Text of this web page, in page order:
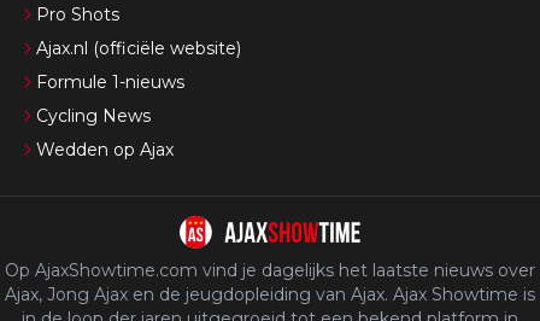
Pro Shots
Ajax.nl (officiële website)
Formule 1-nieuws
Cycling News
Wedden op Ajax
Op AjaxShowtime.com vind je dagelijks het laatste nieuws over
Ajax, Jong Ajax en de jeugdopleiding van Ajax. Ajax Showtime is